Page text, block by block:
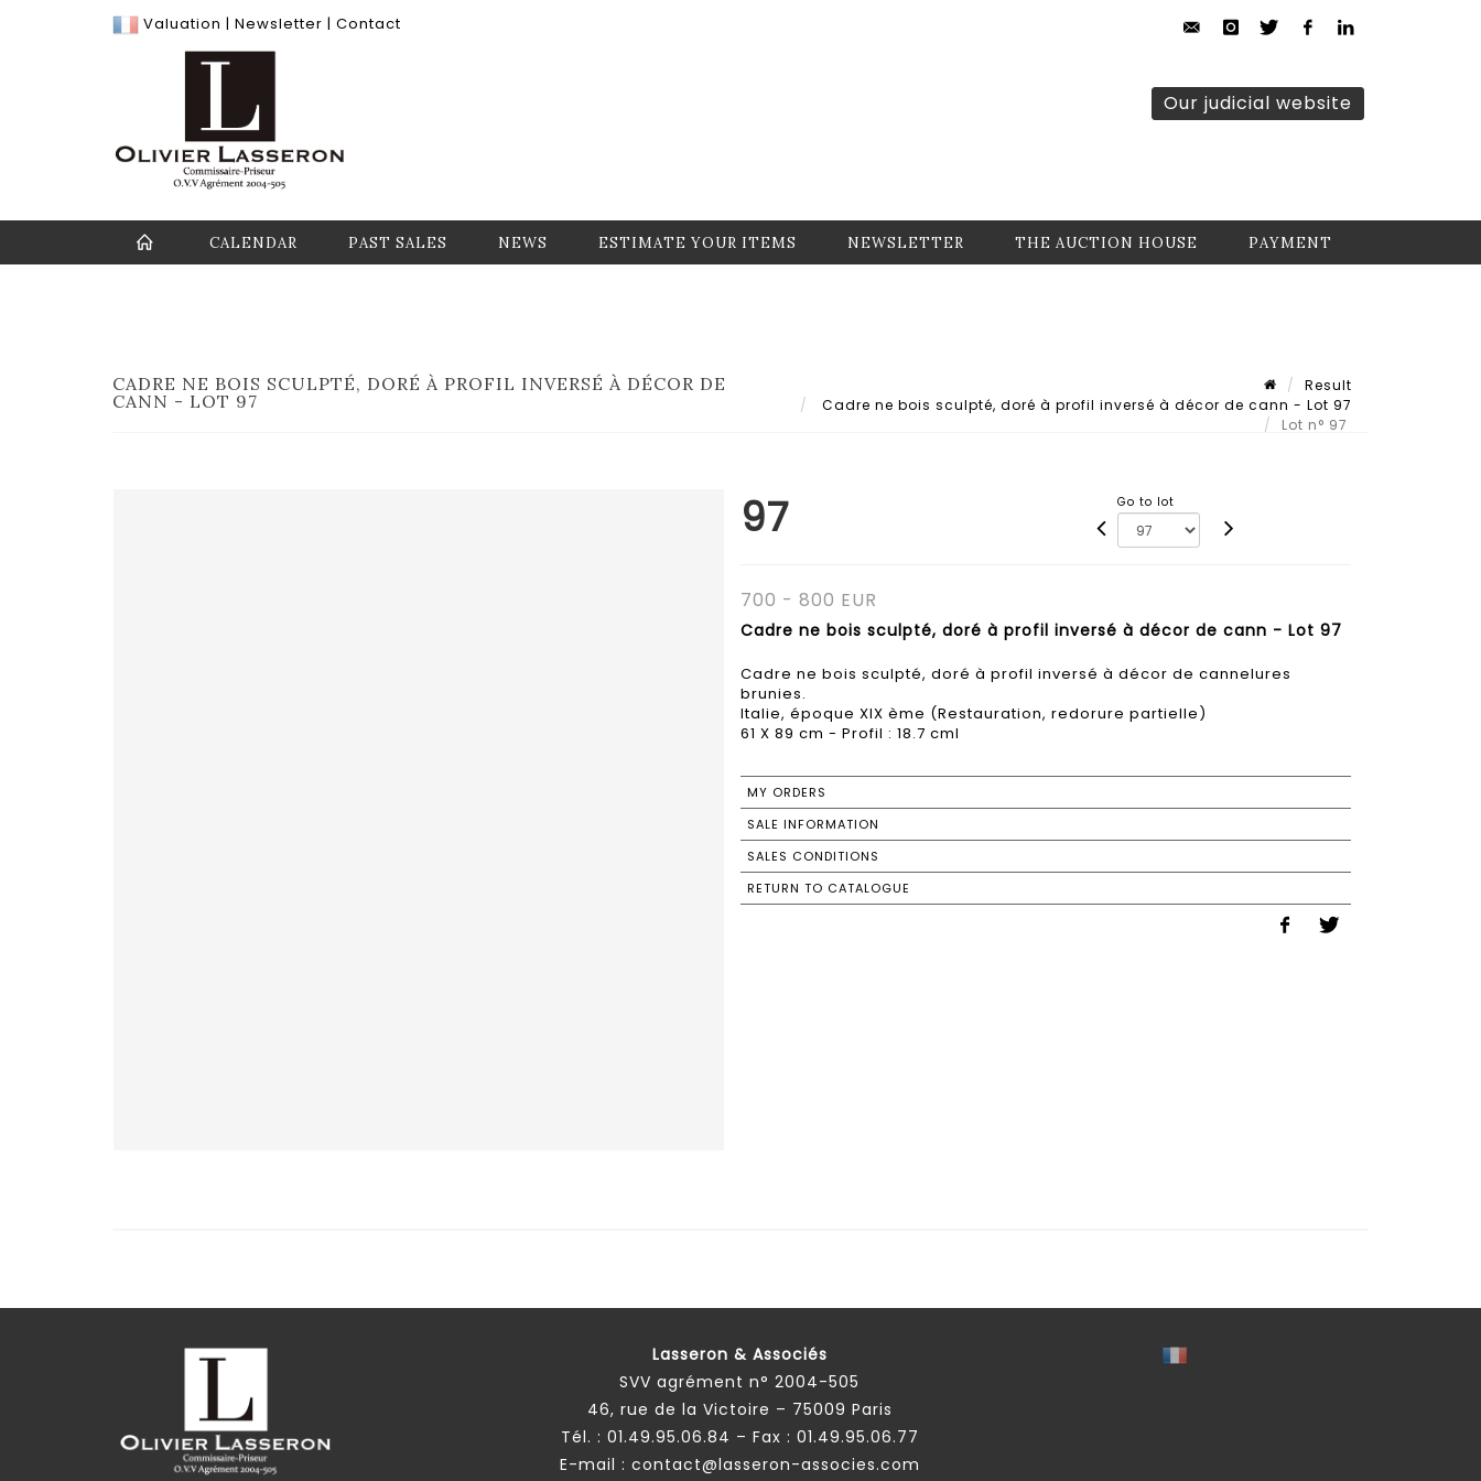
Valuation | Newsletter | Contact
Our judicial website
CALENDAR PAST SALES NEWS ESTIMATE YOUR ITEMS NEWSLETTER THE AUCTION HOUSE PAYMENT
CADRE NE BOIS SCULPTÉ, DORÉ À PROFIL INVERSÉ À DÉCOR DE
CANN - LOT 97
Result
Cadre ne bois sculpté, doré à profil inversé à décor de cann - Lot 97
Lot n° 97
97 Go to lot
700 - 800 EUR
Cadre ne bois sculpté, doré à profil inversé à décor de cann - Lot 97
Cadre ne bois sculpté, doré à profil inversé à décor de cannelures
brunies.
Italie, époque XIX ème (Restauration, redorure partielle)
MY ORDERS
SALE INFORMATION
SALES CONDITIONS
RETURN TO CATALOGUE
Lasseron & Associés
SVV agrément n° 2004-505
46, rue de la Victoire – 75009 Paris
Tél. : 01.49.95.06.84 – Fax : 01.49.95.06.77
E-mail : contact@lasseron-associes.com